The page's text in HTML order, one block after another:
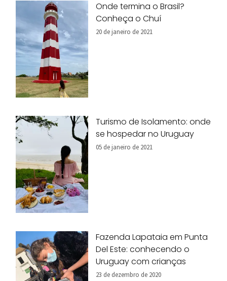
Onde termina o Brasil?
Conheça o Chuí
20 de janeiro de 2021
Turismo de Isolamento: onde
se hospedar no Uruguay
05 de janeiro de 2021
Fazenda Lapataia em Punta
Del Este: conhecendo o
Uruguay com crianças
23 de dezembro de 2020